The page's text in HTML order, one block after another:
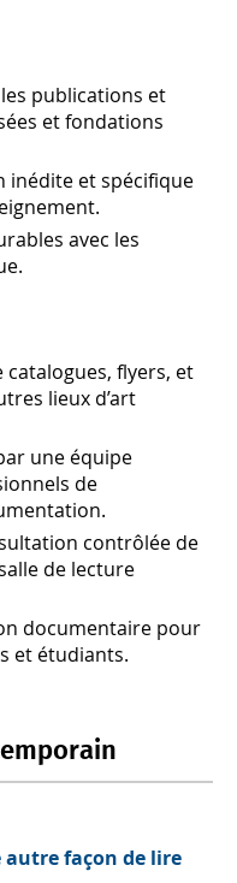
publications et
et fondations
inédite et spécifique
avec les
flyers, et
lieux d’art
une équipe
de
contrôlée de
de lecture
documentaire pour
et étudiants.
autre façon de lire